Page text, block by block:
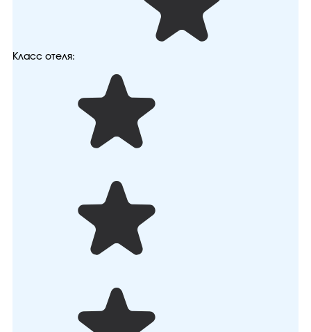
Класс отеля: